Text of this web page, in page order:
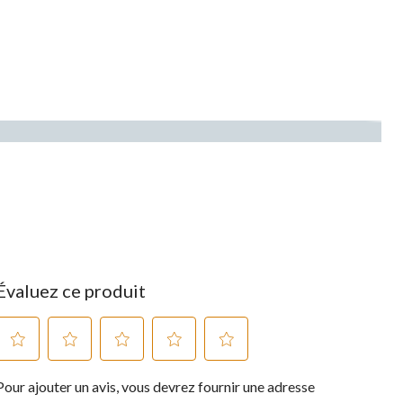
ce produit
pour
pour
pour
pour
ajouter un avis, vous devrez fournir une adresse